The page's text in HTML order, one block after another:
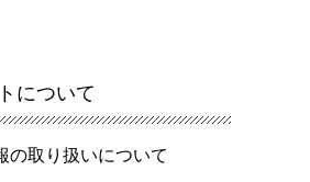
について
の取り扱いについて